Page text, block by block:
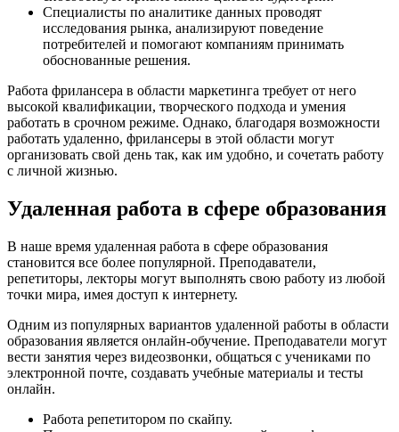
Специалисты по аналитике данных проводят
исследования рынка, анализируют поведение
потребителей и помогают компаниям принимать
обоснованные решения.
Работа фрилансера в области маркетинга требует от него
высокой квалификации, творческого подхода и умения
работать в срочном режиме. Однако, благодаря возможности
работать удаленно, фрилансеры в этой области могут
организовать свой день так, как им удобно, и сочетать работу
с личной жизнью.
Удаленная работа в сфере образования
В наше время удаленная работа в сфере образования
становится все более популярной. Преподаватели,
репетиторы, лекторы могут выполнять свою работу из любой
точки мира, имея доступ к интернету.
Одним из популярных вариантов удаленной работы в области
образования является онлайн-обучение. Преподаватели могут
вести занятия через видеозвонки, общаться с учениками по
электронной почте, создавать учебные материалы и тесты
онлайн.
Работа репетитором по скайпу.